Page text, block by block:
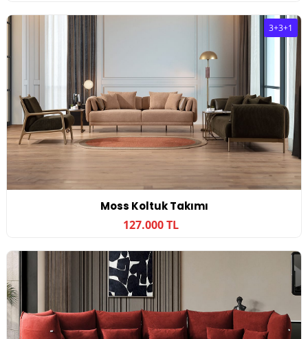
Moss Koltuk Takımı
127.000 TL
3+3+1